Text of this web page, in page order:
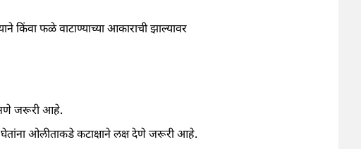
किंवा फळे वाटाण्याच्या आकाराची झाल्यावर
जरूरी आहे.
ओलीताकडे कटाक्षाने लक्ष देणे जरूरी आहे.